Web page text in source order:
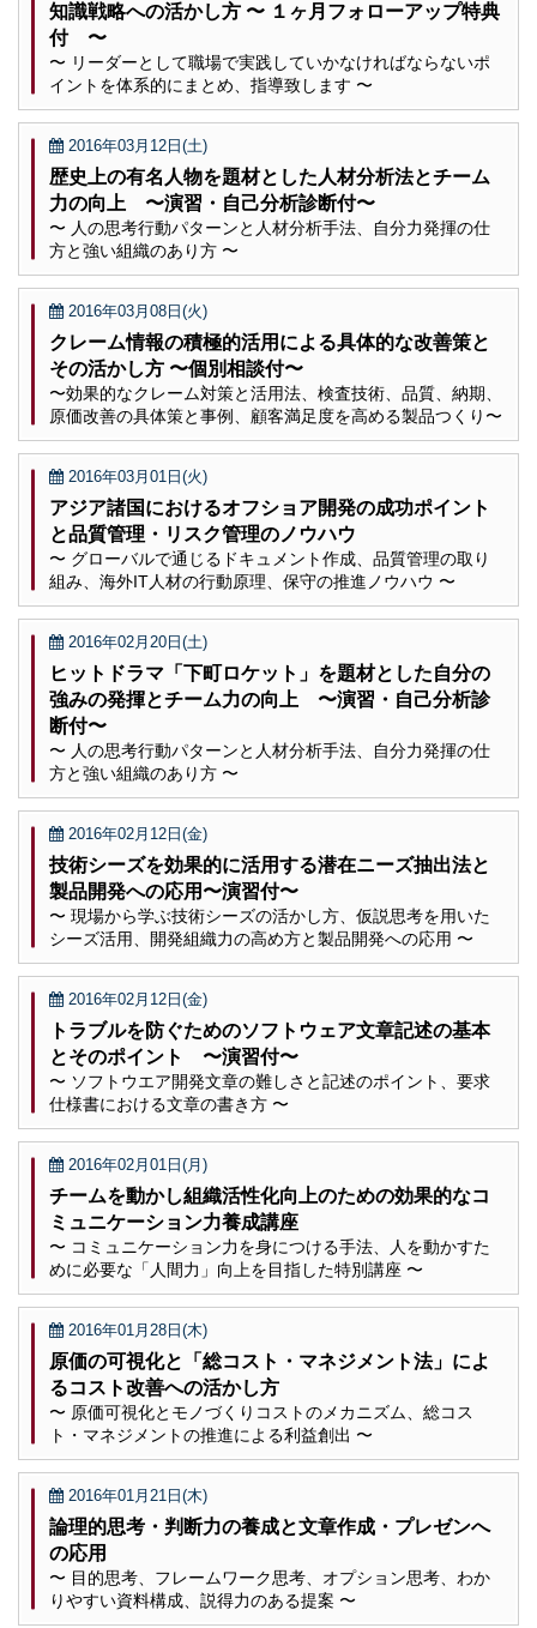
知識戦略への活かし方 〜 １ヶ月フォローアップ特典
付 〜
〜 リーダーとして職場で実践していかなければならないポ
イントを体系的にまとめ、指導致します 〜
2016年03月12日(土)
歴史上の有名人物を題材とした人材分析法とチーム
力の向上 〜演習・自己分析診断付〜
〜 人の思考行動パターンと人材分析手法、自分力発揮の仕
方と強い組織のあり方 〜
2016年03月08日(火)
クレーム情報の積極的活用による具体的な改善策と
その活かし方 〜個別相談付〜
〜効果的なクレーム対策と活用法、検査技術、品質、納期、
原価改善の具体策と事例、顧客満足度を高める製品つくり〜
2016年03月01日(火)
アジア諸国におけるオフショア開発の成功ポイント
と品質管理・リスク管理のノウハウ
〜 グローバルで通じるドキュメント作成、品質管理の取り
組み、海外IT人材の行動原理、保守の推進ノウハウ 〜
2016年02月20日(土)
ヒットドラマ「下町ロケット」を題材とした自分の
強みの発揮とチーム力の向上 〜演習・自己分析診
断付〜
〜 人の思考行動パターンと人材分析手法、自分力発揮の仕
方と強い組織のあり方 〜
2016年02月12日(金)
技術シーズを効果的に活用する潜在ニーズ抽出法と
製品開発への応用〜演習付〜
〜 現場から学ぶ技術シーズの活かし方、仮説思考を用いた
シーズ活用、開発組織力の高め方と製品開発への応用 〜
2016年02月12日(金)
トラブルを防ぐためのソフトウェア文章記述の基本
とそのポイント 〜演習付〜
〜 ソフトウエア開発文章の難しさと記述のポイント、要求
仕様書における文章の書き方 〜
2016年02月01日(月)
チームを動かし組織活性化向上のための効果的なコ
ミュニケーション力養成講座
〜 コミュニケーション力を身につける手法、人を動かすた
めに必要な「人間力」向上を目指した特別講座 〜
2016年01月28日(木)
原価の可視化と「総コスト・マネジメント法」によ
るコスト改善への活かし方
〜 原価可視化とモノづくりコストのメカニズム、総コス
ト・マネジメントの推進による利益創出 〜
2016年01月21日(木)
論理的思考・判断力の養成と文章作成・プレゼンへ
の応用
〜 目的思考、フレームワーク思考、オプション思考、わか
りやすい資料構成、説得力のある提案 〜